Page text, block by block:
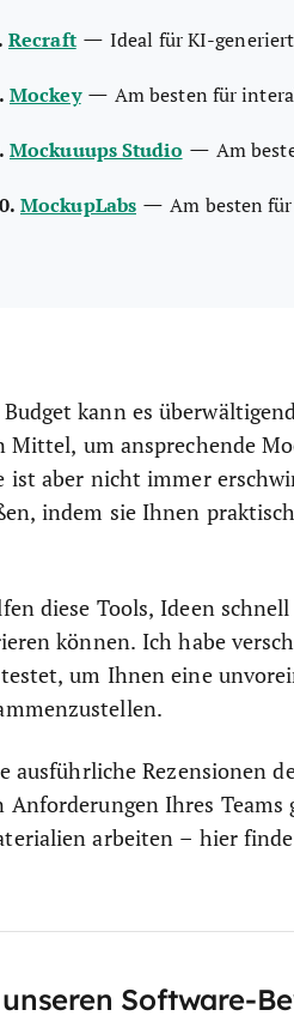
Recraft — Ideal für KI-
Mockey — Am besten für
Mockuuups Studio — Am
MockupLabs —Am besten
kann es
um ansprechende
aber nicht immer
indem sie Ihnen
diese Tools, Ideen
können. Ich habe
um Ihnen eine
Rezensionen
Ihres Teams
arbeiten – hier
Software-